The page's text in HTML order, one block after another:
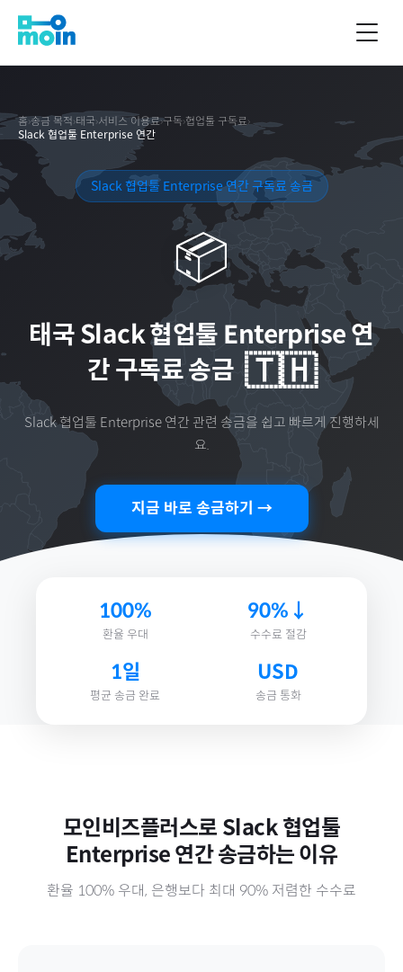
홈›송금 목적›태국›서비스 이용료›구독›협업툴 구독료›
Slack 협업툴 Enterprise 연간
Slack 협업툴 Enterprise 연간 구독료 송금
📦
태국 Slack 협업툴 Enterprise 연
간 구독료 송금 🇹🇭
Slack 협업툴 Enterprise 연간 관련 송금을 쉽고 빠르게 진행하세
요.
지금 바로 송금하기 →
100%
환율 우대
90%↓
수수료 절감
1일
평균 송금 완료
USD
송금 통화
모인비즈플러스로 Slack 협업툴
Enterprise 연간송금하는 이유
환율 100% 우대, 은행보다 최대 90% 저렴한 수수료